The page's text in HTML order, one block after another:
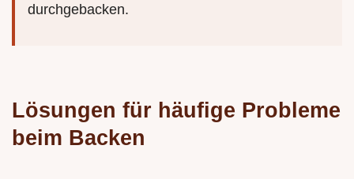
durchgebacken.
Lösungen für häufige Probleme
beim Backen